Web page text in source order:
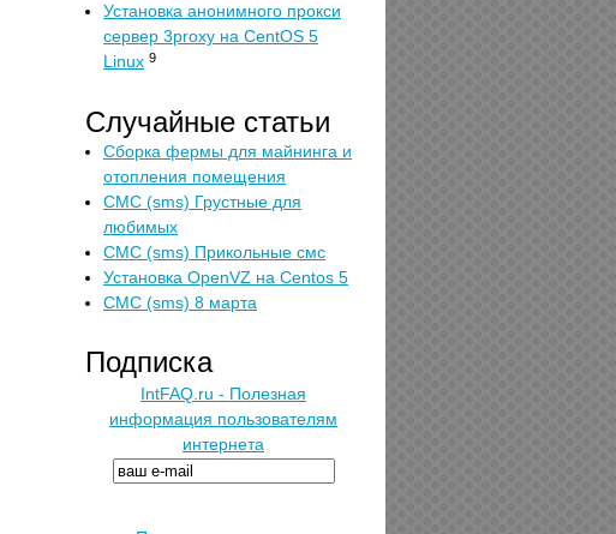
Установка анонимного прокси
сервер 3proxy на CentOS 5
Linux 9
Случайные статьи
Сборка фермы для майнинга и
отопления помещения
СМС (sms) Грустные для
любимых
СМС (sms) Прикольные смс
Установка OpenVZ на Centos 5
СМС (sms) 8 марта
Подписка
IntFAQ.ru - Полезная
информация пользователям
интернета